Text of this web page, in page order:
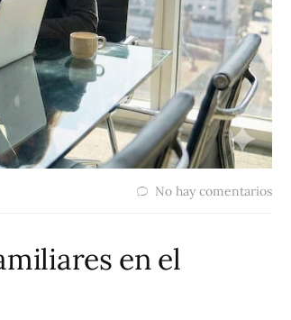
No hay comentarios
en el